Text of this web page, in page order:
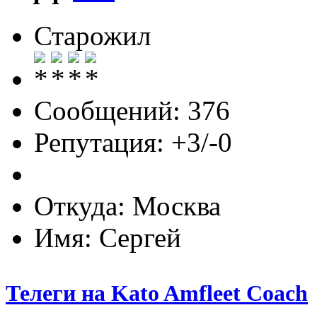
Старожил
Сообщений: 376
Репутация: +3/-0
Откуда: Москва
Имя: Сергей
Телеги на Kato Amfleet Coach